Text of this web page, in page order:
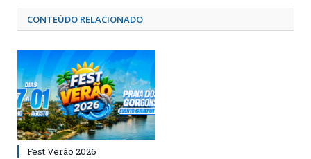
CONTEÚDO RELACIONADO
Fest Verão 2026